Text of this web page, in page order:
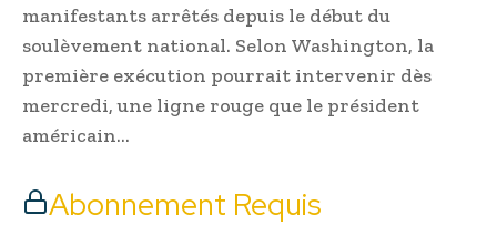
manifestants arrêtés depuis le début du
soulèvement national. Selon Washington, la
première exécution pourrait intervenir dès
mercredi, une ligne rouge que le président
américain…
Abonnement Requis